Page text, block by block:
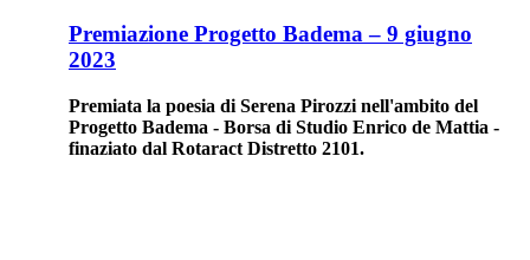
Premiazione Progetto Badema – 9 giugno
2023
Premiata la poesia di Serena Pirozzi nell'ambito del
Progetto Badema - Borsa di Studio Enrico de Mattia -
finaziato dal Rotaract Distretto 2101.